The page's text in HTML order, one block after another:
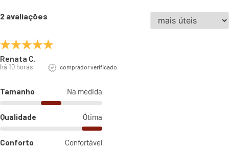
2 avaliações
Renata C.
há 10 horas comprador verificado
Tamanho Na medida
Qualidade Ótima
Conforto Confortável